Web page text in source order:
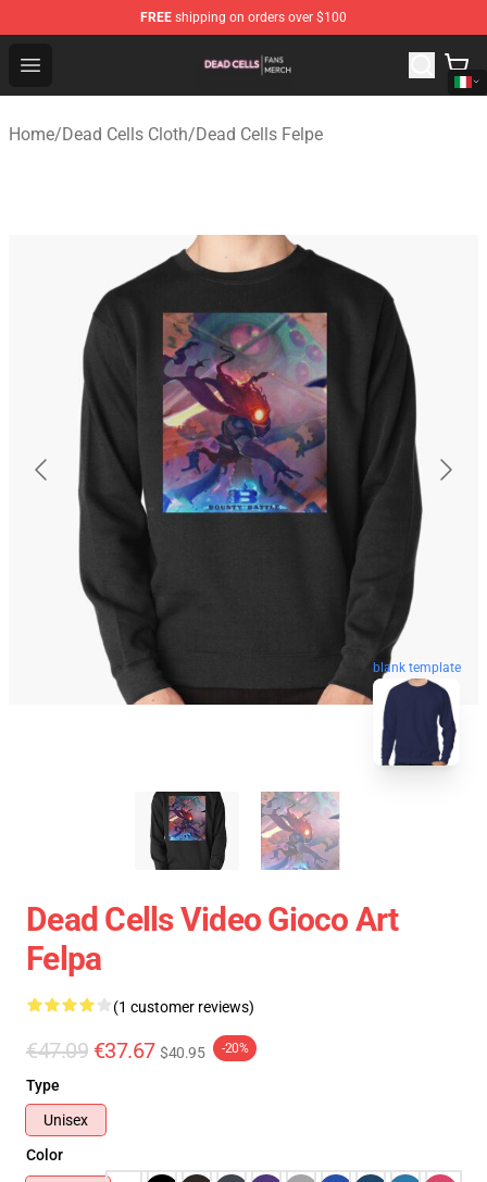
FREE shipping on orders over $100
Open menu
Dead Cells Shop - Official Dead Cells Merchandise Store
Home/Dead Cells Cloth/Dead Cells Felpe
blank template
Dead Cells Video Gioco Art
Felpa
(1 customer reviews)
€47.09 €37.67 $40.95 -20%
Type
Unisex
Color